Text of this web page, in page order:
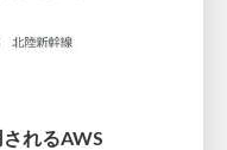
れるAWS